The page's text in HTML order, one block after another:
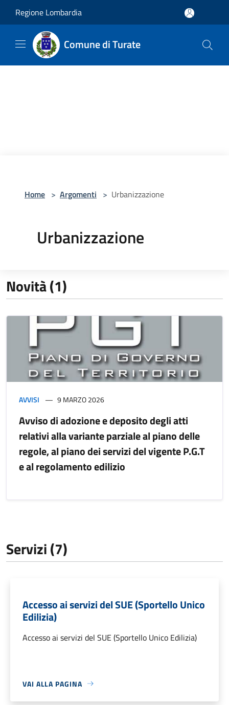
Regione Lombardia
Comune di Turate
Home > Argomenti > Urbanizzazione
Urbanizzazione
Novità (1)
AVVISI 9 MARZO 2026
Avviso di adozione e deposito degli atti
relativi alla variante parziale al piano delle
regole, al piano dei servizi del vigente P.G.T
e al regolamento edilizio
Servizi (7)
Accesso ai servizi del SUE (Sportello Unico
Edilizia)
Accesso ai servizi del SUE (Sportello Unico Edilizia)
VAI ALLA PAGINA